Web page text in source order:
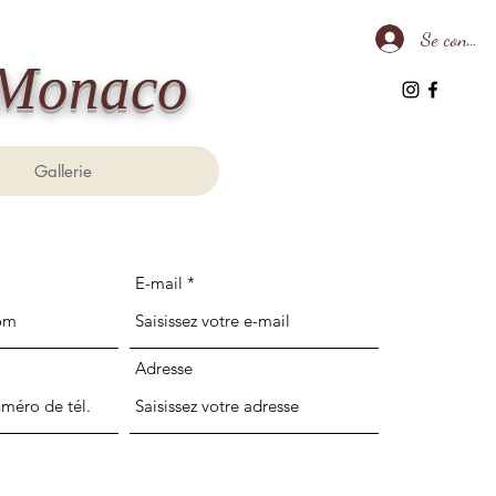
Se
Gallerie
E-mail
Adresse